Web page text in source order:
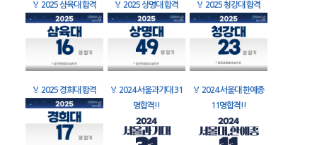
🏅 2025 삼육대 합격 🏅 2025 상명대 합격 🏅 2025 청강대 합격
🏅 2025 경희대 합격 🏅 2024 서울과기대 31
명합격!!
🏅 2024 서울대 한예종
11명합격!!